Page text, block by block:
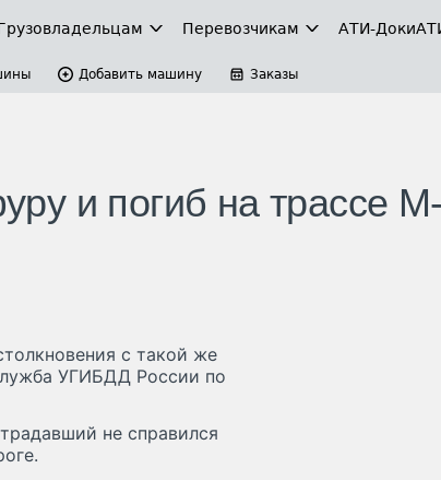
Перевозчикам АТИ-Доки
Добавить машину Заказы
и погиб на трассе
с такой же
УГИБДД России по
не справился